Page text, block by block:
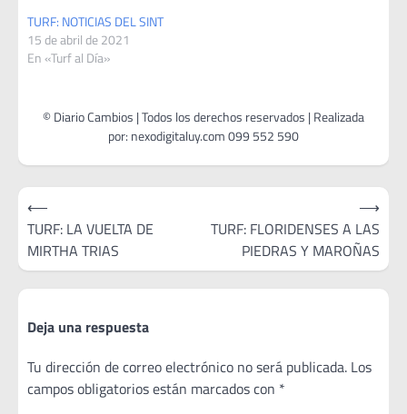
TURF: NOTICIAS DEL SINT
15 de abril de 2021
En «Turf al Día»
Navegación
de
entradas
⟵
TURF: LA VUELTA DE
MIRTHA TRIAS
TURF: FLORIDENSES A LAS
PIEDRAS Y MAROÑAS
⟶
Deja una respuesta
Tu dirección de correo electrónico no será publicada. Los
campos obligatorios están marcados con *